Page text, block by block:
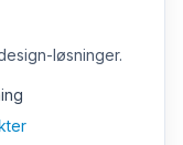
løsninger.